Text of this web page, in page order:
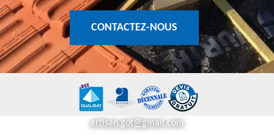
CONTACTEZ-NOUS
artisan.got@gmail.com